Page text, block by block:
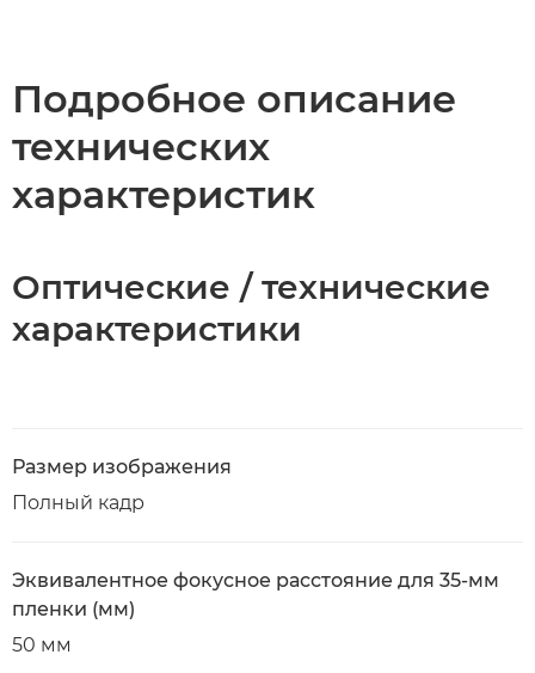
Подробное описание
технических
характеристик
Оптические / технические
характеристики
Размер изображения
Полный кадр
Эквивалентное фокусное расстояние для 35-мм
пленки (мм)
50 мм